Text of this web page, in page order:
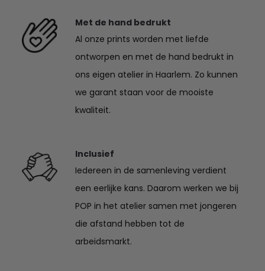
Met de hand bedrukt
Al onze prints worden met liefde
ontworpen en met de hand bedrukt in
ons eigen atelier in Haarlem. Zo kunnen
we garant staan voor de mooiste
kwaliteit.
Inclusief
Iedereen in de samenleving verdient
een eerlijke kans. Daarom werken we bij
POP in het atelier samen met jongeren
die afstand hebben tot de
arbeidsmarkt.